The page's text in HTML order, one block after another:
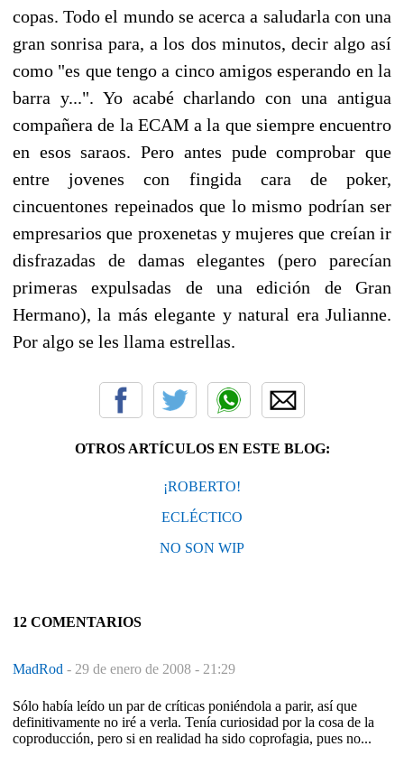
copas. Todo el mundo se acerca a saludarla con una
gran sonrisa para, a los dos minutos, decir algo así
como "es que tengo a cinco amigos esperando en la
barra y...". Yo acabé charlando con una antigua
compañera de la ECAM a la que siempre encuentro
en esos saraos. Pero antes pude comprobar que
entre jovenes con fingida cara de poker,
cincuentones repeinados que lo mismo podrían ser
empresarios que proxenetas y mujeres que creían ir
disfrazadas de damas elegantes (pero parecían
primeras expulsadas de una edición de Gran
Hermano), la más elegante y natural era Julianne.
Por algo se les llama estrellas.
OTROS ARTÍCULOS EN ESTE BLOG:
¡ROBERTO!
ECLÉCTICO
NO SON WIP
12 COMENTARIOS
MadRod - 29 de enero de 2008 - 21:29
Sólo había leído un par de críticas poniéndola a parir, así que
definitivamente no iré a verla. Tenía curiosidad por la cosa de la
coproducción, pero si en realidad ha sido coprofagia, pues no...